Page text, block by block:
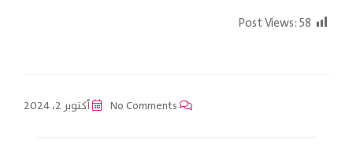
Post Views:58
أكتوبر 2، 2024